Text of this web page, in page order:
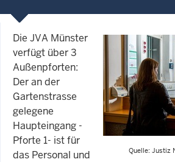
Quelle: Justiz
Die JVA Münster
verfügt über 3
Außenpforten:
Der an der
Gartenstrasse
gelegene
Haupteingang -
Pforte 1- ist für
das Personal und